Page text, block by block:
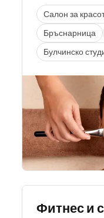
Салон за
Бръснарница
Булчинско
Фитнес и